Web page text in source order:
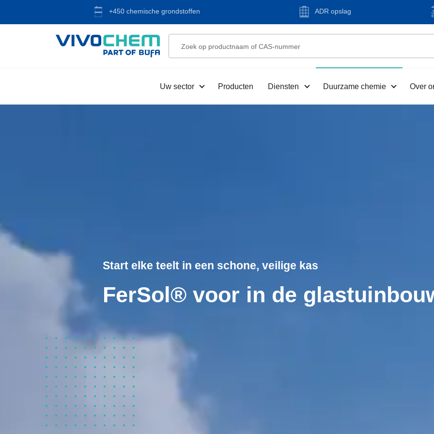
+450 chemische grondstoffen ADR opslag
Uw sector Producten Diensten Duurzame chemie Over
Start elke teelt in een schone, veilige kas
FerSol® voor in de